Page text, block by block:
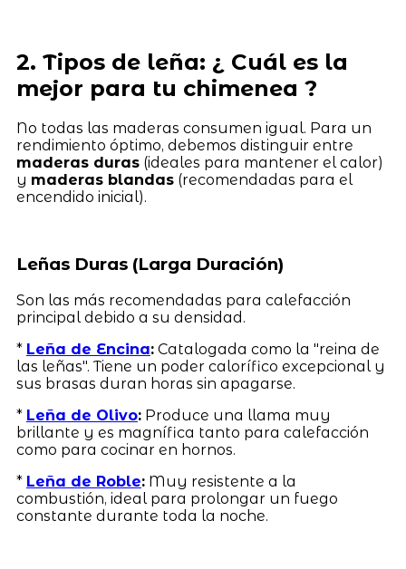
2. Tipos de leña: ¿ Cuál es la
mejor para tu chimenea ?
No todas las maderas consumen igual. Para un
rendimiento óptimo, debemos distinguir entre
maderas duras(ideales para mantener el calor)
y maderas blandas(recomendadas para el
encendido inicial).
Leñas Duras (Larga Duración)
Son las más recomendadas para calefacción
principal debido a su densidad.
* Leña de Encina:Catalogada como la "reina de
las leñas". Tiene un poder calorífico excepcional y
sus brasas duran horas sin apagarse.
* Leña de Olivo:Produce una llama muy
brillante y es magnífica tanto para calefacción
como para cocinar en hornos.
* Leña de Roble:Muy resistente a la
combustión, ideal para prolongar un fuego
constante durante toda la noche.